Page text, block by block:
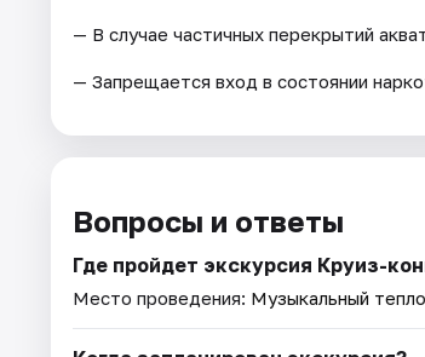
— В случае частичных перекрытий
— Запрещается вход в состоянии
Вопросы и ответы
Где пройдет экскурсия Круиз-
Место проведения: Музыкальный